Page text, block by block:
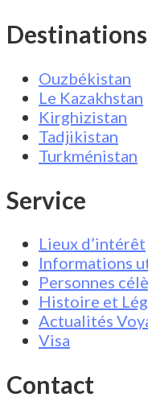
Destinations
Ouzbékistan
Le Kazakhstan
Kirghizistan
Tadjikistan
Turkménistan
Service
Lieux d’intérêt
Informations
Personnes
Histoire et
Actualités
Visa
Contact